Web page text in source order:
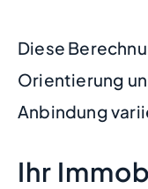
Diese
Orientierung
Anbindung
Ihr